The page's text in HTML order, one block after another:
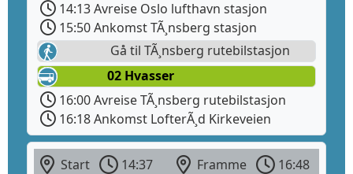
14:13 Avreise Oslo lufthavn stasjon
15:50 Ankomst TÃ¸nsberg stasjon
Gå til TÃ¸nsberg rutebilstasjon
02 Hvasser
16:00 Avreise TÃ¸nsberg rutebilstasjon
16:18 Ankomst LofterÃ¸d Kirkeveien
Start 14:37 Framme
16:48